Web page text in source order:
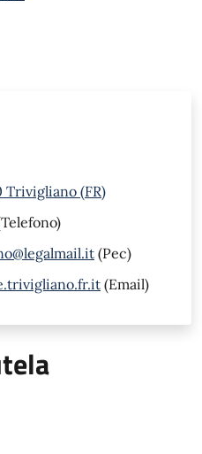
Trivigliano (FR)
(Pec)
(Email)